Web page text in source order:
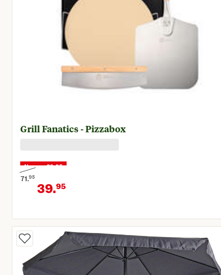
Grill Fanatics - Pizzabox
Nu voor 39,95
71.95
Oorspronkelijke prijs € 71,95
39.95
Huidige prijs € 39,95